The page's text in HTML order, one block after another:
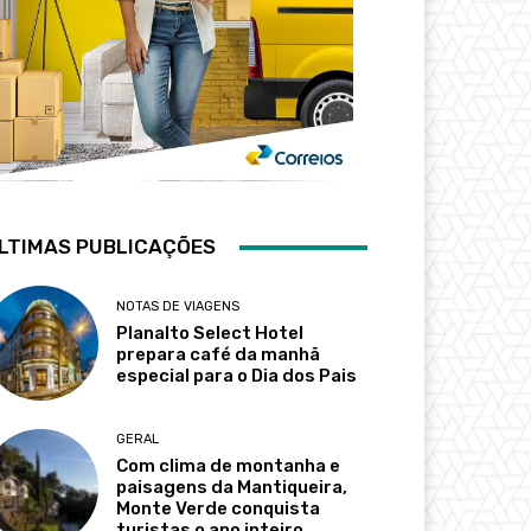
PUBLICAÇÕES
NOTAS DE VIAGENS
Planalto Select Hotel
prepara café da manhã
especial para o Dia dos Pais
GERAL
Com clima de montanha e
paisagens da Mantiqueira,
Monte Verde conquista